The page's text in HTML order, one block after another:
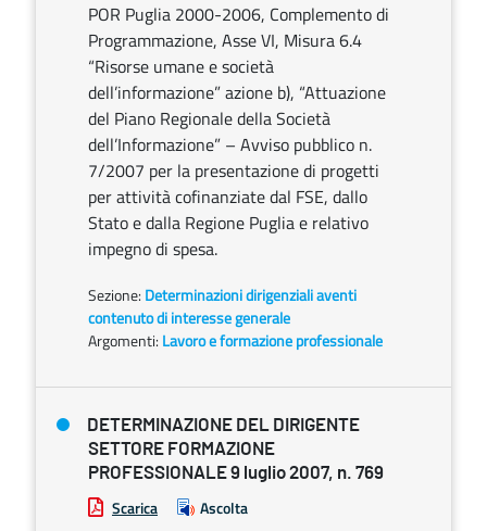
POR Puglia 2000-2006, Complemento di
Programmazione, Asse VI, Misura 6.4
“Risorse umane e società
dell’informazione” azione b), “Attuazione
del Piano Regionale della Società
dell’Informazione” – Avviso pubblico n.
7/2007 per la presentazione di progetti
per attività cofinanziate dal FSE, dallo
Stato e dalla Regione Puglia e relativo
impegno di spesa.
Sezione: Determinazioni dirigenziali aventi
contenuto di interesse generale
Argomenti: Lavoro e formazione professionale
DETERMINAZIONE DEL DIRIGENTE
SETTORE FORMAZIONE
PROFESSIONALE 9 luglio 2007, n. 769
Scarica Ascolta